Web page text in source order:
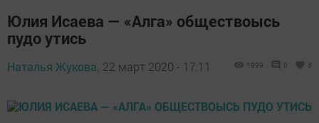
Юлия Исаева — «Алга» обществоысь
пудо утись
Наталья Жукова, 22 март 2020 - 17:11 1999 0 3